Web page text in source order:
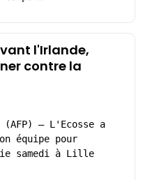
l'Irlande,
contre la
– L'Ecosse a
équipe pour
samedi à Lille